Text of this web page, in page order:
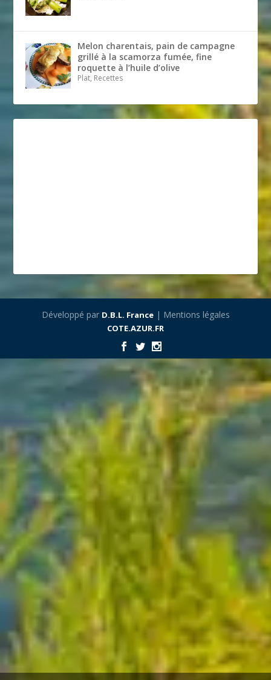
Melon charentais, pain de campagne
grillé à la scamorza fumée, fine
roquette à l’huile d’olive
Plat, Recettes
Développé par D.B.L. France| Mentions légales
COTE.AZUR.FR